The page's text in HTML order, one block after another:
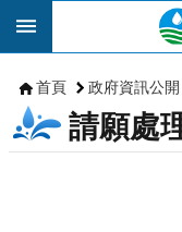
跳到主要內容區塊
首頁 政府資訊公開
請願處